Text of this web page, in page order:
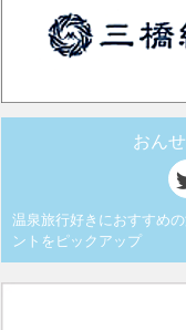
おん
温泉旅行好きにおすすめ
ントをピックアップ